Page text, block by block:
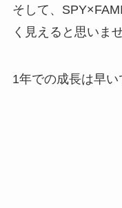
そして、
く見えると思いま
1年での成長は早い